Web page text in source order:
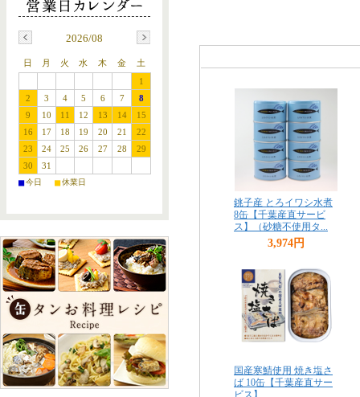
2026/08
日 月 火 水 木 金
土
1
2
3 4 5 6 7
8
9
10 11 12 13 14
15
16
17 18 19 20 21
22
23
24 25 26 27 28
29
30
31
■今日 ■休業日